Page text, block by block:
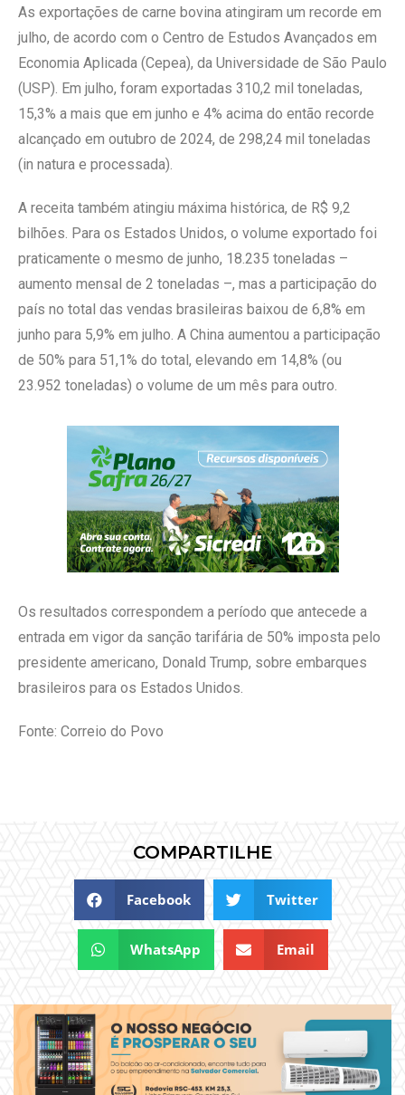
As exportações de carne bovina atingiram um recorde em
julho, de acordo com o Centro de Estudos Avançados em
Economia Aplicada (Cepea), da Universidade de São Paulo
(USP). Em julho, foram exportadas 310,2 mil toneladas,
15,3% a mais que em junho e 4% acima do então recorde
alcançado em outubro de 2024, de 298,24 mil toneladas
(in natura e processada).
A receita também atingiu máxima histórica, de R$ 9,2
bilhões. Para os Estados Unidos, o volume exportado foi
praticamente o mesmo de junho, 18.235 toneladas –
aumento mensal de 2 toneladas –, mas a participação do
país no total das vendas brasileiras baixou de 6,8% em
junho para 5,9% em julho. A China aumentou a participação
de 50% para 51,1% do total, elevando em 14,8% (ou
23.952 toneladas) o volume de um mês para outro.
Os resultados correspondem a período que antecede a
entrada em vigor da sanção tarifária de 50% imposta pelo
presidente americano, Donald Trump, sobre embarques
brasileiros para os Estados Unidos.
Fonte: Correio do Povo
COMPARTILHE
Facebook Twitter
WhatsApp Email